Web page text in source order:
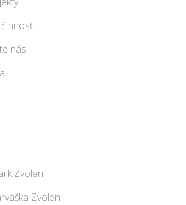
nás
Zvolen
Zvolen